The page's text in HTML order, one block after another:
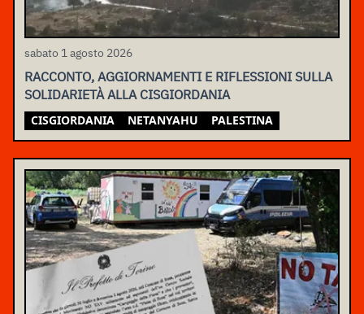
sabato 1 agosto 2026
RACCONTO, AGGIORNAMENTI E RIFLESSIONI SULLA
SOLIDARIETÀ ALLA CISGIORDANIA
CISGIORDANIA NETANYAHU PALESTINA